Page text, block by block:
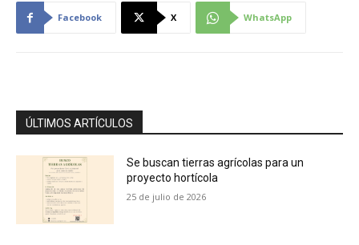
Facebook X WhatsApp
ÚLTIMOS ARTÍCULOS
Se buscan tierras agrícolas para un
proyecto hortícola
25 de julio de 2026